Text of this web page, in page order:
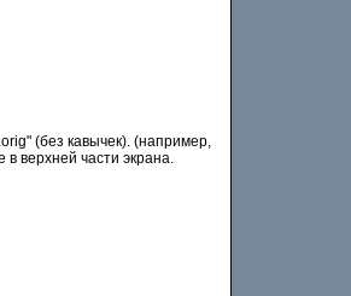
(без кавычек). (например,
верхней части экрана.